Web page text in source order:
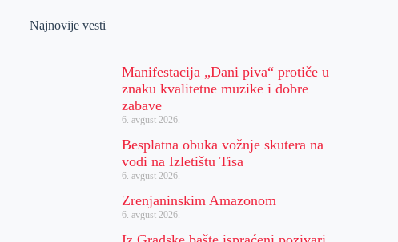
Najnovije vesti
Manifestacija „Dani piva“ protiče u
znaku kvalitetne muzike i dobre
zabave
6. avgust 2026.
Besplatna obuka vožnje skutera na
vodi na Izletištu Tisa
6. avgust 2026.
Zrenjaninskim Amazonom
6. avgust 2026.